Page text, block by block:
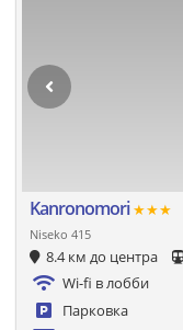
Kanronomori★★★
Niseko 415
8.4 км до центра
Wi-fi в лобби
Парковка